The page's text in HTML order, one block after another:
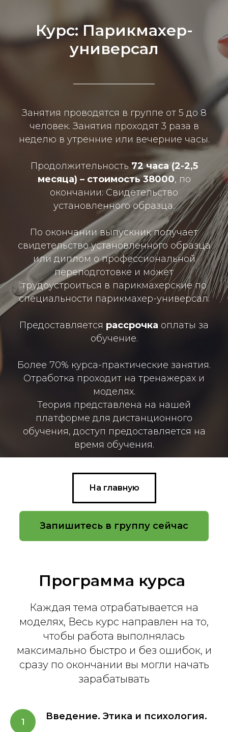
Курс: Парикмахер-
универсал
Занятия проводятся в группе от 5 до 8
человек. Занятия проходят 3 раза в
неделю в утренние или вечерние часы.
Продолжительность 72 часа (2-2,5
месяца) – стоимость 38000, по
окончании: Свидетельство
установленного образца.
По окончании выпускник получает
свидетельство установленного образца
или диплом о профессиональной
переподготовке и может
трудоустроиться в парикмахерские по
специальности парикмахер-универсал.
Предоставляется рассрочка оплаты за
обучение.
Более 70% курса-практические занятия.
Отработка проходит на тренажерах и
моделях.
Теория представлена на нашей
платформе для дистанционного
обучения, доступ предоставляется на
время обучения.
На главную
Запишитесь в группу сейчас
Программа курса
Каждая тема отрабатывается на
моделях, Весь курс направлен на то,
чтобы работа выполнялась
максимально быстро и без ошибок, и
сразу по окончании вы могли начать
зарабатывать
Введение. Этика и психология.